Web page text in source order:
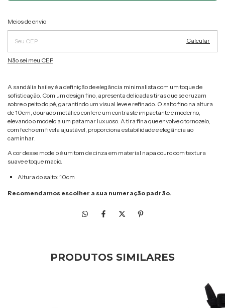
Entregas para o CEP:
Meios de envio
Calcular
Não sei meu CEP
A sandália hailey é a definição de elegância minimalista com um toque de
sofisticação. Com um design fino, apresenta delicadas tiras que se cruzam
sobre o peito do pé, garantindo um visual leve e refinado. O salto fino na altura
de 10cm, dourado metálico confere um contraste impactante e moderno,
elevando o modelo a um patamar luxuoso. A tira fina que envolve o tornozelo,
com fecho em fivela ajustável, proporciona estabilidade e elegância ao
caminhar.
A cor desse modelo é um tom de cinza em material napa couro com textura
suave e toque macio.
Altura do salto: 10cm
Recomendamos escolher a sua numeração padrão.
PRODUTOS SIMILARES